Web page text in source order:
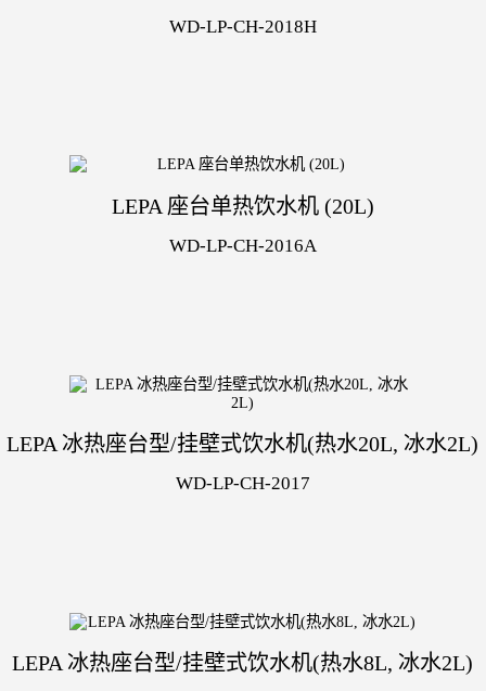
WD-LP-CH-2018H
LEPA 座台单热饮水机 (20L)
WD-LP-CH-2016A
LEPA 冰热座台型/挂壁式饮水机(热水20L, 冰水2L)
WD-LP-CH-2017
LEPA 冰热座台型/挂壁式饮水机(热水8L, 冰水2L)